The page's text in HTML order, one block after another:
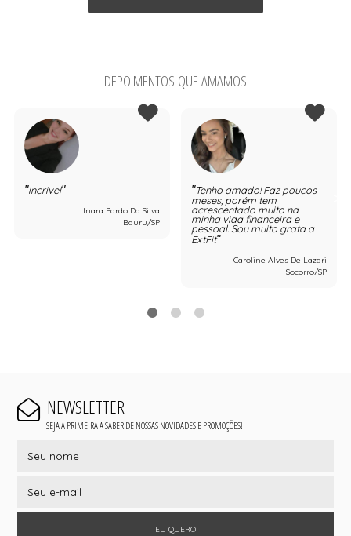
DEPOIMENTOS QUE AMAMOS
incrivel
Inara Pardo Da Silva
Bauru/SP
Tenho amado! Faz poucos
meses, porém tem
acrescentado muito na
minha vida financeira e
pessoal. Sou muito grata a
ExtFit
Caroline Alves De Lazari
Socorro/SP
NEWSLETTER
SEJA A PRIMEIRA A SABER DE NOSSAS NOVIDADES E PROMOÇÕES!
EU QUERO